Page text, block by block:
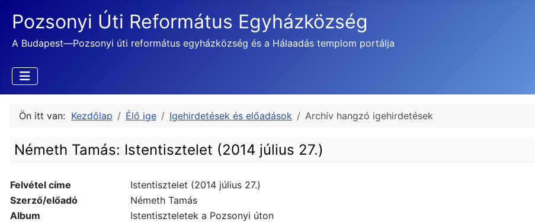
Pozsonyi Úti Református Egyházközség
A Budapest—Pozsonyi úti református egyházközség és a Hálaadás templom portálja
Ön itt van: Kezdőlap Élő ige Igehirdetések és előadások Archív hangzó igehirdetések
Németh Tamás: Istentisztelet (2014 július 27.)
Felvétel címe
Istentisztelet (2014 július 27.)
Szerző/előadó
Németh Tamás
Album
Istentiszteletek a Pozsonyi úton